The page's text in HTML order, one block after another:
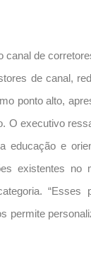
canal de
de canal,
ponto alto,
O executivo
educação e
existentes no
“Esses
permite